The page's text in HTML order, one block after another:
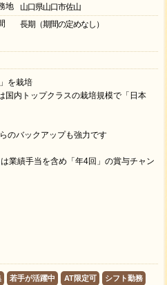
地
山口県山口市佐山
長期（期間の定めなし）
を栽培
国内トップクラスの栽培規模で「日本
のバックアップも強力です
業績手当を含め「年4回」の賞与チャン
若手が活躍中 AT限定可 シフト勤務